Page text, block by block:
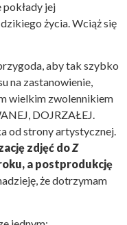
jej
życia. Wciąż się
aby tak szybko
na zastanowienie,
wielkim zwolennikiem
DOJRZAŁEJ.
od strony artystycznej.
zdjęć doZ
a postprodukcję
że dotrzymam